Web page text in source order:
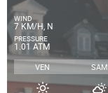
WIND
7 KM/H, N
PRESSURE
1.01 ATM
VEN SAM